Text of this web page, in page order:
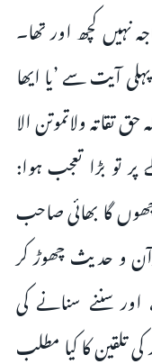
نہیں کچھ اور تھا۔
آیت سے ’یا ایھا
تقاتہ ولاتموتن الا
تو بڑا تعجب ہوا:
گا بھائی صاحب
و حدیث چھوڑ کر
سننے سنانے کی
تلقین کا کیا مطلب